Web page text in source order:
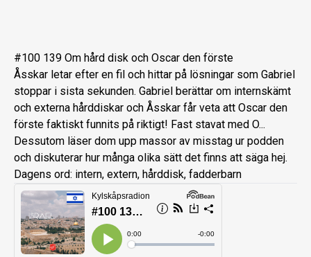
#100 139 Om hård disk och Oscar den förste
Åsskar letar efter en fil och hittar på lösningar som Gabriel
stoppar i sista sekunden. Gabriel berättar om internskämt
och externa hårddiskar och Åsskar får veta att Oscar den
förste faktiskt funnits på riktigt! Fast stavat med O...
Dessutom läser dom upp massor av misstag ur podden
och diskuterar hur många olika sätt det finns att säga hej.
Dagens ord: intern, extern, hårddisk, fadderbarn